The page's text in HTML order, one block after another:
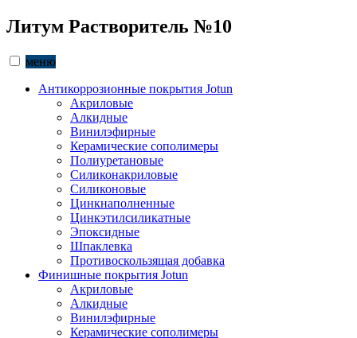
Литум Растворитель №10
меню
Антикоррозионные покрытия Jotun
Акриловые
Алкидные
Винилэфирные
Керамические сополимеры
Полиуретановые
Силиконакриловые
Силиконовые
Цинкнаполненные
Цинкэтилсиликатные
Эпоксидные
Шпаклевка
Противоскользящая добавка
Финишные покрытия Jotun
Акриловые
Алкидные
Винилэфирные
Керамические сополимеры